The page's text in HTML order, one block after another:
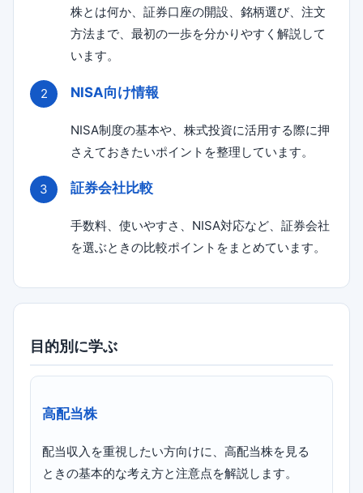
株とは何か、証券口座の開設、銘柄選び、注文
方法まで、最初の一歩を分かりやすく解説して
います。
NISA向け情報
NISA制度の基本や、株式投資に活用する際に押
さえておきたいポイントを整理しています。
証券会社比較
手数料、使いやすさ、NISA対応など、証券会社
を選ぶときの比較ポイントをまとめています。
目的別に学ぶ
高配当株
配当収入を重視したい方向けに、高配当株を見る
ときの基本的な考え方と注意点を解説します。